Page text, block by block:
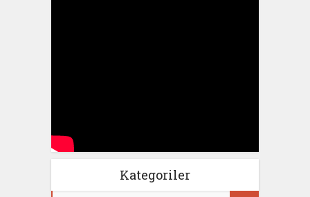
Kategoriler